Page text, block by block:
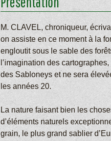
M. CLAVEL, chroniqueur,
on assiste en ce moment à la
engloutit sous le sable des
l’imagination des
des Sabloneys et ne sera
les années 20.
La nature faisant bien les
d’éléments naturels
grain, le plus grand sablier